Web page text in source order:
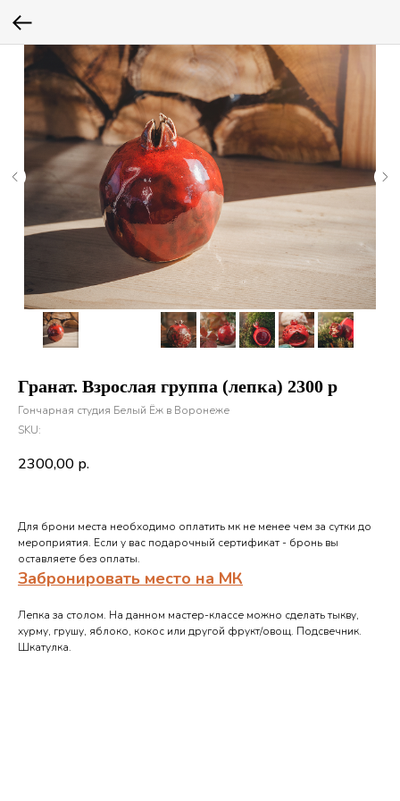
Гранат. Взрослая группа (лепка) 2300 р
Гончарная студия Белый Ёж в Воронеже
SKU:
2300,00 р.
Для брони места необходимо оплатить мк не менее чем за сутки до
мероприятия. Если у вас подарочный сертификат - бронь вы
оставляете без оплаты.
Забронировать место на МК
Лепка за столом. На данном мастер-классе можно сделать тыкву,
хурму, грушу, яблоко, кокос или другой фрукт/овощ. Подсвечник.
Шкатулка.